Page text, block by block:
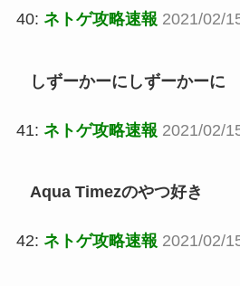
40: ネトゲ攻略速報 2021/02/
しずーかーにしずーかーに
41: ネトゲ攻略速報 2021/02/
Aqua Timezのやつ好き
42: ネトゲ攻略速報 2021/02/